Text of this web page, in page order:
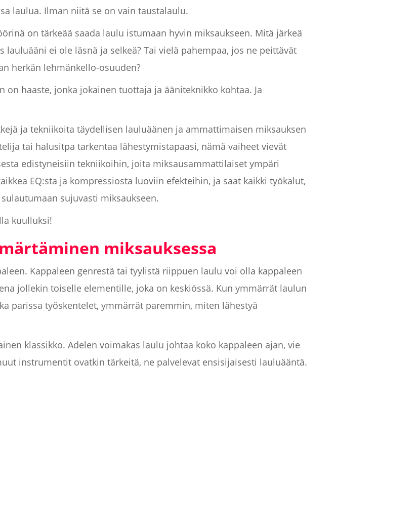
laulua. Ilman niitä se on vain taustalaulu.
on tärkeää saada laulu istumaan hyvin miksaukseen. Mitä järkeä
lauluääni ei ole läsnä ja selkeä? Tai vielä pahempaa, jos ne peittävät
herkän lehmänkello-osuuden?
on haaste, jonka jokainen tuottaja ja ääniteknikko kohtaa. Ja
ja tekniikoita täydellisen lauluäänen ja ammattimaisen miksauksen
tai halusitpa tarkentaa lähestymistapaasi, nämä vaiheet vievät
edistyneisiin tekniikoihin, joita miksausammattilaiset ympäri
EQ:sta ja kompressiosta luoviin efekteihin, ja saat kaikki työkalut,
sujuvasti miksaukseen.
kuulluksi!
miksauksessa
Kappaleen genrestä tai tyylistä riippuen laulu voi olla kappaleen
jollekin toiselle elementille, joka on keskiössä. Kun ymmärrät laulun
parissa työskentelet, ymmärrät paremmin, miten lähestyä
klassikko. Adelen voimakas laulu johtaa koko kappaleen ajan, vie
instrumentit ovatkin tärkeitä, ne palvelevat ensisijaisesti lauluääntä.